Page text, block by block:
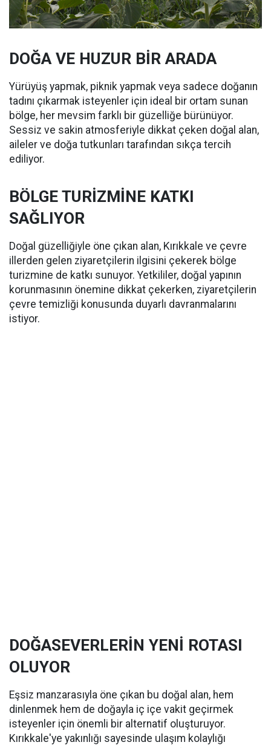
DOĞA VE HUZUR BİR ARADA
Yürüyüş yapmak, piknik yapmak veya sadece doğanın
tadını çıkarmak isteyenler için ideal bir ortam sunan
bölge, her mevsim farklı bir güzelliğe bürünüyor.
Sessiz ve sakin atmosferiyle dikkat çeken doğal alan,
aileler ve doğa tutkunları tarafından sıkça tercih
ediliyor.
BÖLGE TURİZMİNE KATKI
SAĞLIYOR
Doğal güzelliğiyle öne çıkan alan, Kırıkkale ve çevre
illerden gelen ziyaretçilerin ilgisini çekerek bölge
turizmine de katkı sunuyor. Yetkililer, doğal yapının
korunmasının önemine dikkat çekerken, ziyaretçilerin
çevre temizliği konusunda duyarlı davranmalarını
istiyor.
DOĞASEVERLERİN YENİ ROTASI
OLUYOR
Eşsiz manzarasıyla öne çıkan bu doğal alan, hem
dinlenmek hem de doğayla iç içe vakit geçirmek
isteyenler için önemli bir alternatif oluşturuyor.
Kırıkkale'ye yakınlığı sayesinde ulaşım kolaylığı